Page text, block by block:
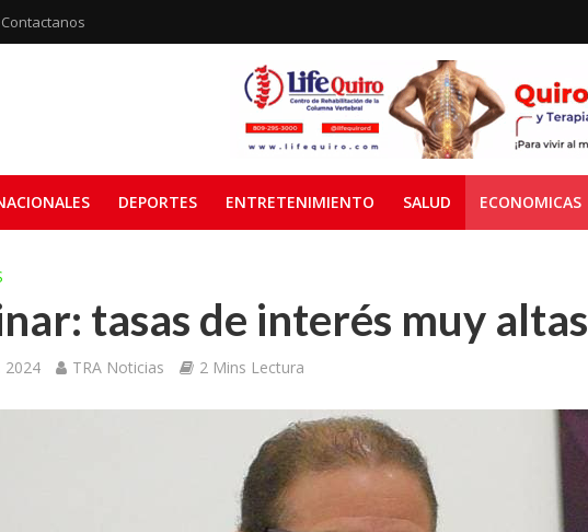
Contactanos
DEPORTES ENTRETENIMIENTO SALUD ECONOMICAS
tasas de interés muy
2024 TRA Noticias 2 Mins Lectura